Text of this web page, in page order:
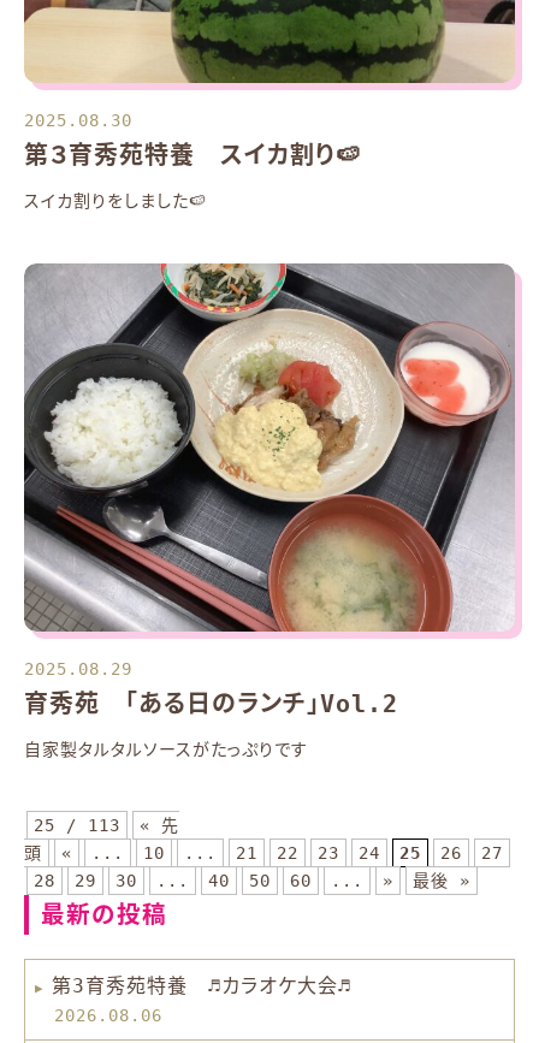
2025.08.30
第３育秀苑特養 スイカ割り🍉
スイカ割りをしました🍉
2025.08.29
育秀苑 「ある日のランチ」Vol.2
自家製タルタルソースがたっぷりです
25 / 113
« 先
頭
« ... 10 ... 21 22 23 24 25 26
27
28
29 30 ... 40 50 60 ... » 最後 »
最新の投稿
第3育秀苑特養 ♬カラオケ大会♬
2026.08.06